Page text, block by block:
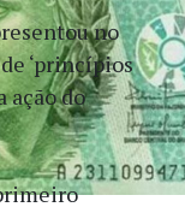
no
‘princípios
ação do